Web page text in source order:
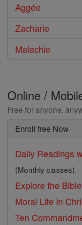
Aggée
Zacharie
Malachie
Online /
Free for anyone,
Enroll free Now
Daily Readings
(Monthly classes)
Explore the Bible
Moral Life in
Ten